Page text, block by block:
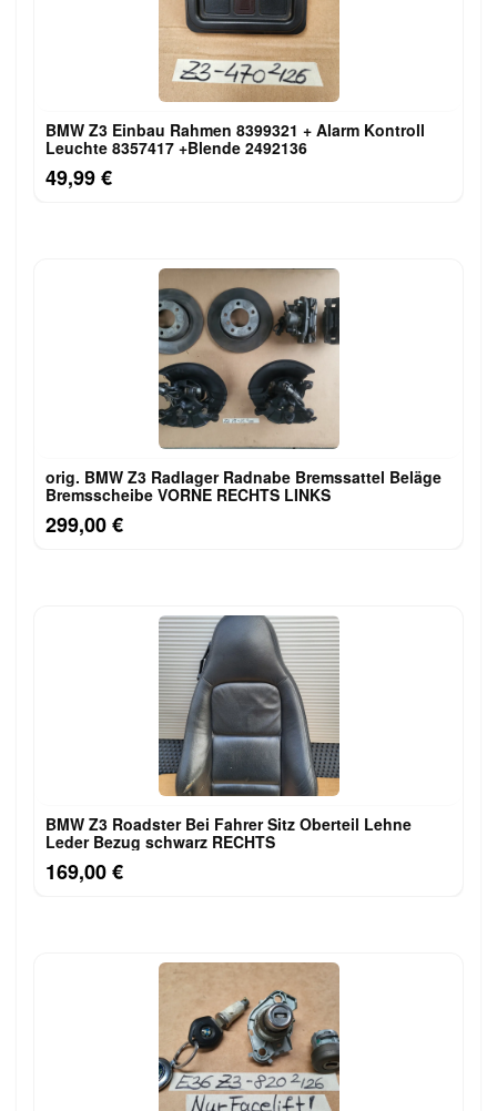
BMW Z3 Einbau Rahmen 8399321 + Alarm Kontroll
Leuchte 8357417 +Blende 2492136
49,99 €
orig. BMW Z3 Radlager Radnabe Bremssattel Beläge
Bremsscheibe VORNE RECHTS LINKS
299,00 €
BMW Z3 Roadster Bei Fahrer Sitz Oberteil Lehne
Leder Bezug schwarz RECHTS
169,00 €